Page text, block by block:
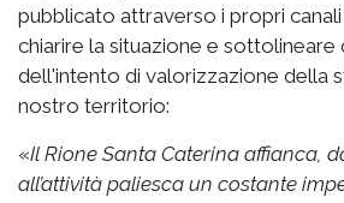
pubblicato attraverso i propri
chiarire la situazione e
dell'intento di valorizzazione della
nostro territorio:
«Il Rione Santa Caterina affianca,
all’attività paliesca un costante